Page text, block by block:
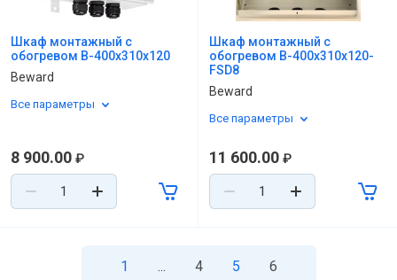
Шкаф монтажный с
обогревом B-400x310x120
Beward
Все параметры
8 900.00 ₽
Шкаф монтажный с
обогревом B-400x310x120-
FSD8
Beward
Все параметры
11 600.00 ₽
1 ... 4 5 6